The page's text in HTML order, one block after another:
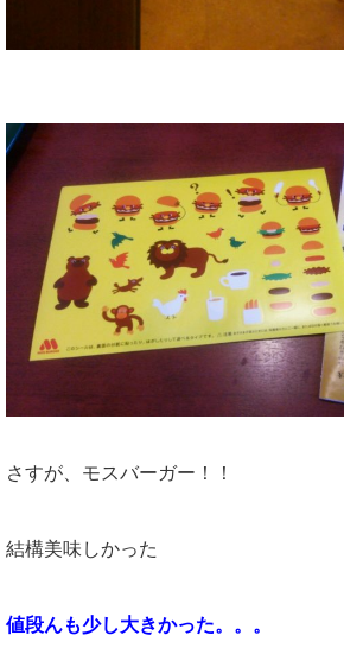
さすが、モスバーガー！！
結構美味しかった
値段んも少し大きかった。。。